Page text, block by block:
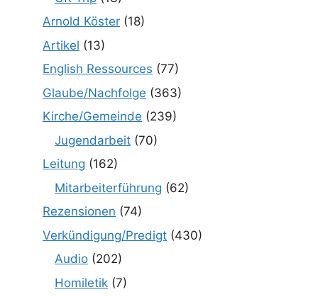
Arnold Köster (18)
Artikel (13)
English Ressources (77)
Glaube/Nachfolge (363)
Kirche/Gemeinde (239)
Jugendarbeit (70)
Leitung (162)
Mitarbeiterführung (62)
Rezensionen (74)
Verkündigung/Predigt (430)
Audio (202)
Homiletik (7)